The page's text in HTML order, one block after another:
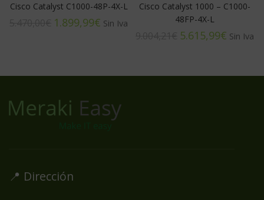
Cisco Catalyst C1000-48P-4X-L
1.899,99€
Cisco Catalyst 1000 – C1000-
48FP-4X-L
5.615,99€
📍 Dirección